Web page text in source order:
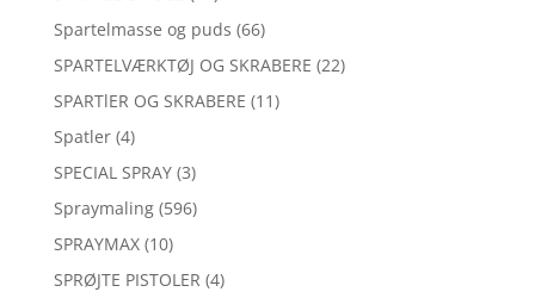
Spartelmasse og puds (66)
SPARTELVÆRKTØJ OG SKRABERE (22)
SPARTlER OG SKRABERE (11)
Spatler (4)
SPECIAL SPRAY (3)
Spraymaling (596)
SPRAYMAX (10)
SPRØJTE PISTOLER (4)